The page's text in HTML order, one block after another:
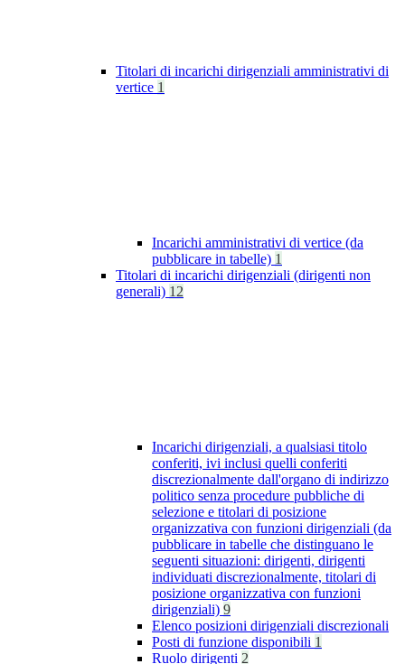
Titolari di incarichi dirigenziali amministrativi di
vertice 1
Incarichi amministrativi di vertice (da
pubblicare in tabelle) 1
Titolari di incarichi dirigenziali (dirigenti non
generali) 12
Incarichi dirigenziali, a qualsiasi titolo
conferiti, ivi inclusi quelli conferiti
discrezionalmente dall'organo di indirizzo
politico senza procedure pubbliche di
selezione e titolari di posizione
organizzativa con funzioni dirigenziali (da
pubblicare in tabelle che distinguano le
seguenti situazioni: dirigenti, dirigenti
individuati discrezionalmente, titolari di
posizione organizzativa con funzioni
dirigenziali) 9
Elenco posizioni dirigenziali discrezionali
Posti di funzione disponibili 1
Ruolo dirigenti 2